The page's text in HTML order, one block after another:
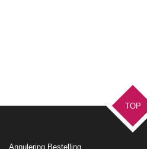
TOP
Annulering Bestelling